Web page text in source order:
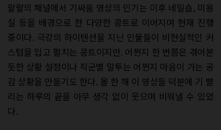
랄랄의 채널에서 기싸움 영상의 인기는 이후 네일숍, 미용
실 등을 배경으로 한 다양한 콩트로 이어지며 현재 진행
중이다. 극강의 하이텐션을 지닌 인물들이 비현실적인 커
스텀을 입고 펼치는 콩트이지만. 어쩐지 한 번쯤은 겪어본
듯한 상황 설정이나 직군별 말투는 어쩐지 마음이 가는 공
감 상황을 만들기도 한다. 올 한 해 이 영상들 덕분에 기 빨
리는 하루의 끝을 아무 생각 없이 웃으며 비워낼 수 있었
다.